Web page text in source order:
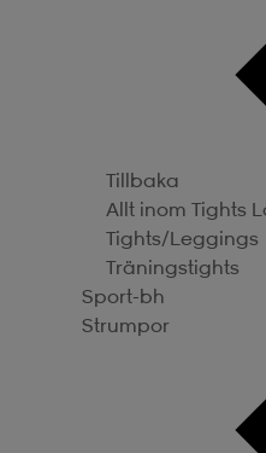
Tillbaka
Allt inom Tights
Tights/Leggings
Träningstights
Sport-bh
Strumpor